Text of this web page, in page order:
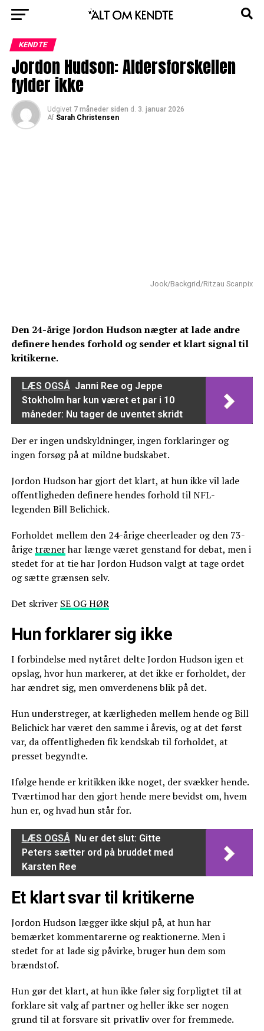
KENDTE
Jordon Hudson: Aldersforskellen
fylder ikke
Udgivet 7 måneder siden d. 3. januar 2026
Af Sarah Christensen
Jook/Backgrid/Ritzau Scanpix
Den 24-årige Jordon Hudson nægter at lade andre
definere hendes forhold og sender et klart signal til
kritikerne.
LÆS OGSÅ Janni Ree og Jeppe
Stokholm har kun været et par i 10
måneder: Nu tager de uventet skridt
Der er ingen undskyldninger, ingen forklaringer og
ingen forsøg på at mildne budskabet.
Jordon Hudson har gjort det klart, at hun ikke vil lade
offentligheden definere hendes forhold til NFL-
legenden Bill Belichick.
Forholdet mellem den 24-årige cheerleader og den 73-
årigetrænerhar længe været genstand for debat, men i
stedet for at tie har Jordon Hudson valgt at tage ordet
og sætte grænsen selv.
Det skriver SE OG HØR
Hun forklarer sig ikke
I forbindelse med nytåret delte Jordon Hudson igen et
opslag, hvor hun markerer, at det ikke er forholdet, der
har ændret sig, men omverdenens blik på det.
Hun understreger, at kærligheden mellem hende og Bill
Belichick har været den samme i årevis, og at det først
var, da offentligheden fik kendskab til forholdet, at
presset begyndte.
Ifølge hende er kritikken ikke noget, der svækker hende.
Tværtimod har den gjort hende mere bevidst om, hvem
hun er, og hvad hun står for.
LÆS OGSÅ Nu er det slut: Gitte
Peters sætter ord på bruddet med
Karsten Ree
Et klart svar til kritikerne
Jordon Hudson lægger ikke skjul på, at hun har
bemærket kommentarerne og reaktionerne. Men i
stedet for at lade sig påvirke, bruger hun dem som
brændstof.
Hun gør det klart, at hun ikke føler sig forpligtet til at
forklare sit valg af partner og heller ikke ser nogen
grund til at forsvare sit privatliv over for fremmede.